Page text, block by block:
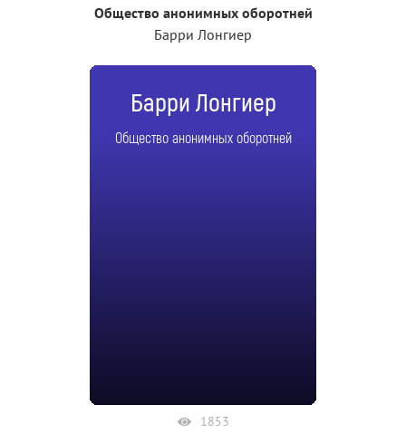
Общество анонимных оборотней
Барри Лонгиер
Барри Лонгиер
Общество анонимных оборотней
1853